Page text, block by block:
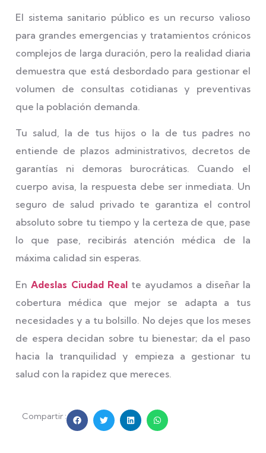
El sistema sanitario público es un recurso valioso
para grandes emergencias y tratamientos crónicos
complejos de larga duración, pero la realidad diaria
demuestra que está desbordado para gestionar el
volumen de consultas cotidianas y preventivas
que la población demanda.
Tu salud, la de tus hijos o la de tus padres no
entiende de plazos administrativos, decretos de
garantías ni demoras burocráticas. Cuando el
cuerpo avisa, la respuesta debe ser inmediata. Un
seguro de salud privado te garantiza el control
absoluto sobre tu tiempo y la certeza de que, pase
lo que pase, recibirás atención médica de la
máxima calidad sin esperas.
EnAdeslas Ciudad Realte ayudamos a diseñar la
cobertura médica que mejor se adapta a tus
necesidades y a tu bolsillo. No dejes que los meses
de espera decidan sobre tu bienestar; da el paso
hacia la tranquilidad y empieza a gestionar tu
salud con la rapidez que mereces.
Compartir :